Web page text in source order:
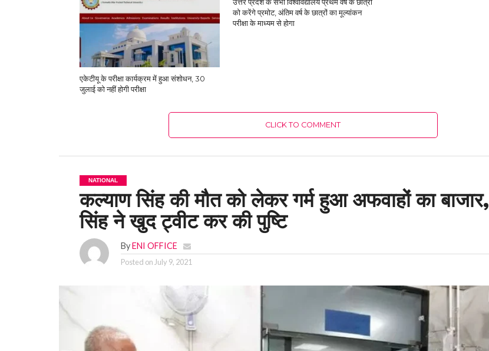
एकेटीयू के परीक्षा कार्यक्रम में हुआ संशोधन, 30
जुलाई को नहीं होगी परीक्षा
उत्तर प्रदेश के सभी विश्वविद्यालय प्रथम वर्ष के छात्रों
को करेंगे प्रमोट, अंतिम वर्ष के छात्रों का मूल्यांकन
परीक्षा के माध्यम से होगा
CLICK TO COMMENT
NATIONAL
कल्याण सिंह की मौत को लेकर गर्म हुआ अफवाहों का बाजार,
सिंह ने खुद ट्वीट कर की पुष्टि
ByENI OFFICE
Posted on July 9, 2021